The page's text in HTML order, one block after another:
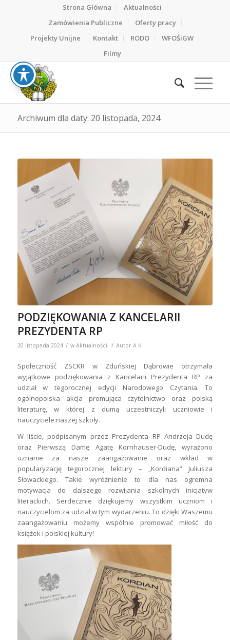
Strona Główna
Aktualności
Zamówienia Publiczne
Oferty pracy
Projekty Unijne
Kontakt RODO
WFOŚiGW
Filmy
Archiwum dla daty: 20 listopada, 2024
PODZIĘKOWANIA Z KANCELARII
PREZYDENTA RP
20 listopada 2024 / w Aktualności / Autor A K
Społeczność ZSCKR w Zduńskiej Dąbrowie otrzymała
wyjątkowe podziękowania z Kancelarii Prezydenta RP za
udział w tegorocznej edycji Narodowego Czytania. To
ogólnopolska akcja promująca czytelnictwo oraz polską
literaturę, w której z dumą uczestniczyli uczniowie i
nauczyciele naszej szkoły.
W liście, podpisanym przez Prezydenta RP Andrzeja Dudę
oraz Pierwszą Damę Agatę Kornhauser-Dudę, wyrażono
uznanie za nasze zaangażowanie oraz wkład w
popularyzację tegorocznej lektury – „Kordiana” Juliusza
Słowackiego. Takie wyróżnienie to dla nas ogromna
motywacja do dalszego rozwijania szkolnych inicjatyw
literackich. Serdecznie dziękujemy wszystkim uczniom i
nauczycielom za udział w tym wydarzeniu. To dzięki Waszemu
zaangażowaniu możemy wspólnie promować miłość do
książek i polskiej kultury!